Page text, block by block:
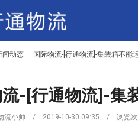
闻动态 国际物流-[行通物流]-集装箱不能
流-[行通物流]-集
物流小帅 / 2019-10-30 09:35 / 浏览次